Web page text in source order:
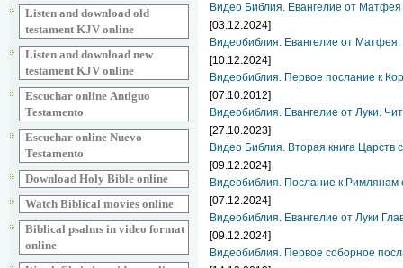
Listen and download old
testament KJV online
Listen and download new
testament KJV online
Escuchar online Аntiguo
Testamento
Escuchar online Nuevo
Testamento
Download Holy Bible online
Watch Biblical movies online
Biblical psalms in video format
online
Видео Библия. Евангелие от Матфея
[03.12.2024]
Видеобиблия. Евангелие от Матфея.
[10.12.2024]
Видеобиблия. Первое послание к
[07.10.2012]
Видеобиблия. Евангелие от Луки.
[27.10.2023]
Видео Библия. Вторая книга Царств
[09.12.2024]
Видеобиблия. Послание к Римлянам
[07.12.2024]
Видеобиблия. Евангелие от Луки
[09.12.2024]
Видеобиблия. Первое соборное